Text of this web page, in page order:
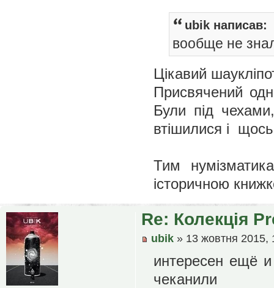
ubik написав:
вообще не
Цікавий
Присвячений
Були під
втішилися і
Тим
історичною
Re: Колекція
ubik» 13 жовтня 2015,
интересен ещё
чеканили